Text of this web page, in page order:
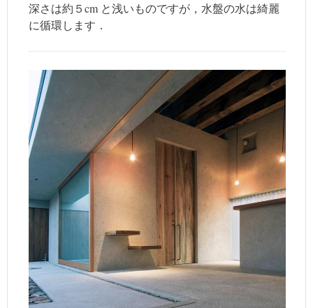
深さは約５cm と浅いものですが，水盤の水は綺麗
に循環します．